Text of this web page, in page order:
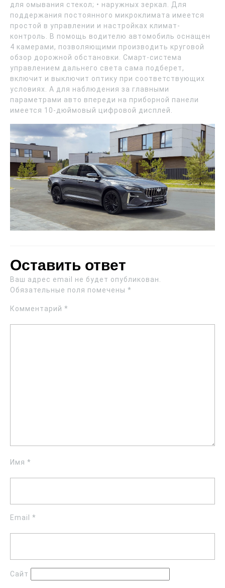
для омывания стекол; • наружных зеркал. Для
поддержания постоянного микроклимата имеется
простой в управлении и настройках климат-
контроль. В помощь водителю автомобиль оснащен
4 камерами, позволяющими производить круговой
обзор дорожной обстановки. Смарт-система
управлением дальнего света сама подберет,
включит и выключит оптику при соответствующих
условиях. А для наблюдения за главными
параметрами авто впереди на приборной панели
имеется 10-дюймовый цифровой дисплей.
Оставить ответ
Ваш адрес email не будет опубликован.
Обязательные поля помечены *
Комментарий *
Имя *
Email *
Сайт